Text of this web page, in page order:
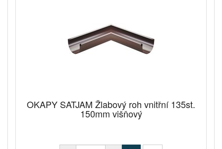
OKAPY SATJAM Žlabový roh vnitřní 135st.
150mm višňový